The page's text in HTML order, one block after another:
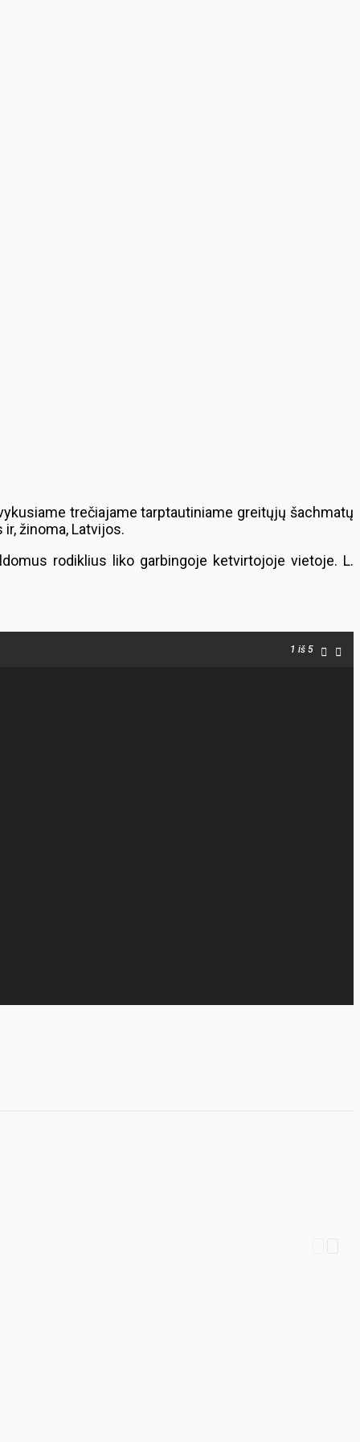
trečiajame tarptautiniame greitųjų šachmatų
žinoma, Latvijos.
rodiklius liko garbingoje ketvirtojoje vietoje. L.
1 iš 5